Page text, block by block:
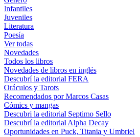
Infantiles
Juveniles
Literatura
Poesía
Ver todas
Novedades
Todos los libros
Novedades de libros en inglés
Descubrí la editorial FERA
Oráculos y Tarots
Recomendados por Marcos Casas
Cómics y mangas
Descubri la editorial Septimo Sello
Descubrí la editorial Alpha Decay
Oportunidades en Puck, Titania y Umbriel